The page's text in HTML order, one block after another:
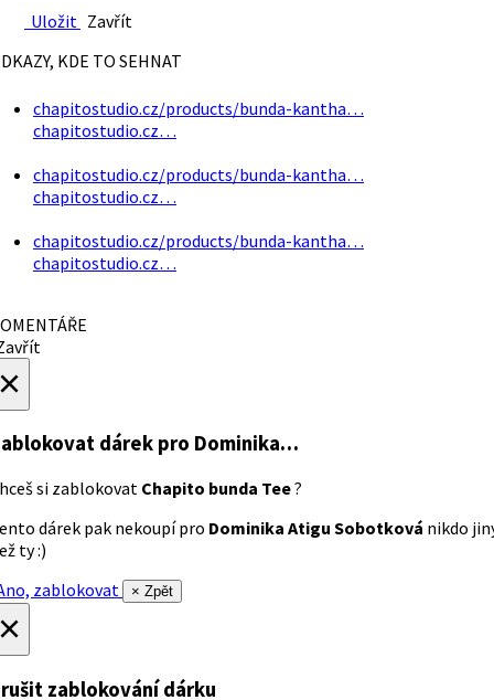
Uložit Zavřít
KDE TO SEHNAT
chapitostudio.cz/products/bunda-kantha…
chapitostudio.cz…
chapitostudio.cz/products/bunda-kantha…
chapitostudio.cz…
chapitostudio.cz/products/bunda-kantha…
chapitostudio.cz…
dárek pro Dominika…
si zablokovat Chapito bunda Tee?
dárek pak nekoupí pro Dominika Atigu Sobotková nikdo
ty :)
zablokovat
× Zpět
zablokování dárku